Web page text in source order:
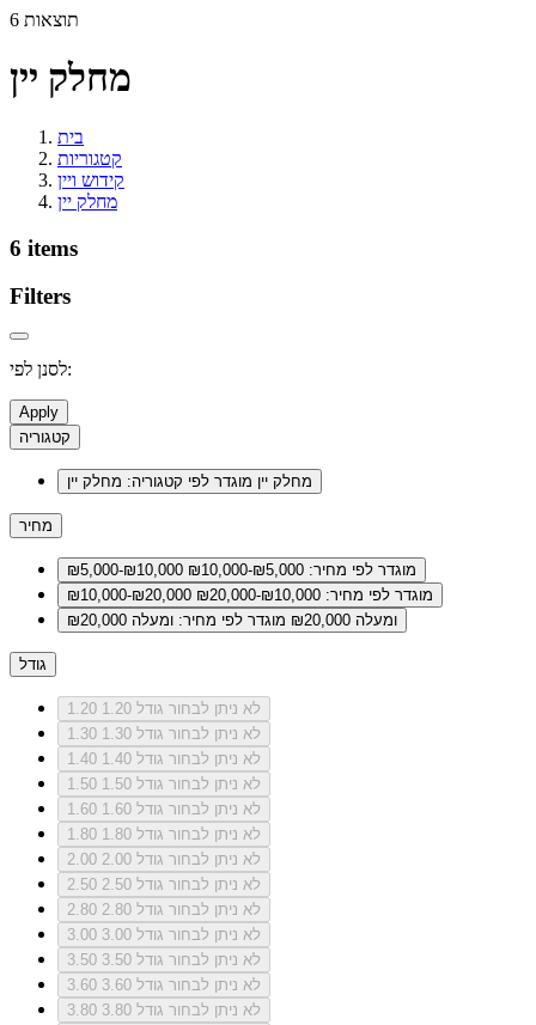
6 תוצאות
מחלק יין
בית
קטגוריות
קידוש ויין
מחלק יין
6 items
Filters
לסנן לפי:
Apply
קטגוריה
מחלק יין מוגדר לפי קטגוריה: מחלק יין
מחיר
₪5,000-₪10,000
מוגדר לפי מחיר: ₪5,000-₪10,000
₪10,000-₪20,000
מוגדר לפי מחיר: ₪10,000-₪20,000
ומעלה ₪20,000
מוגדר לפי מחיר: ומעלה ₪20,000
גודל
1.20
לא ניתן לבחור גודל 1.20
1.30
לא ניתן לבחור גודל 1.30
1.40
לא ניתן לבחור גודל 1.40
1.50
לא ניתן לבחור גודל 1.50
1.60
לא ניתן לבחור גודל 1.60
1.80
לא ניתן לבחור גודל 1.80
2.00
לא ניתן לבחור גודל 2.00
2.50
לא ניתן לבחור גודל 2.50
2.80
לא ניתן לבחור גודל 2.80
3.00
לא ניתן לבחור גודל 3.00
3.50
לא ניתן לבחור גודל 3.50
3.60
לא ניתן לבחור גודל 3.60
3.80
לא ניתן לבחור גודל 3.80